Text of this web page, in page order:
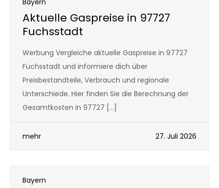
Bayern
Aktuelle Gaspreise in 97727
Fuchsstadt
Werbung Vergleiche aktuelle Gaspreise in 97727
Fuchsstadt und informiere dich über
Preisbestandteile, Verbrauch und regionale
Unterschiede. Hier finden Sie die Berechnung der
Gesamtkosten in 97727 […]
mehr 27. Juli 2026
Bayern